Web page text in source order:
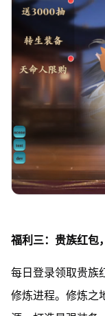
福利三：贵族红包
每日登录领取贵族
修炼进程。修炼之